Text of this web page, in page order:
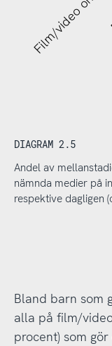
Film/video online
DIAGRAM 2.5
Andel av
nämnda medier på
respektive dagligen
Bland barn som
alla på film/
procent) som